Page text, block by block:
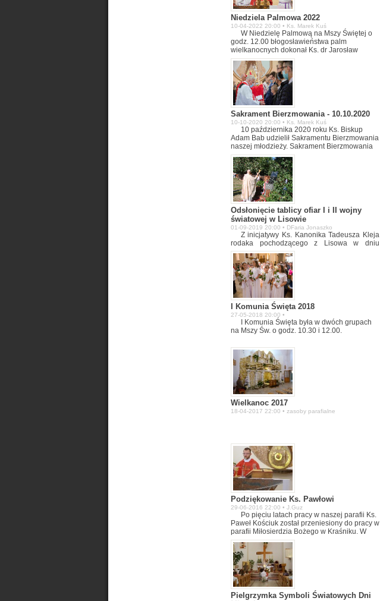
Niedziela Palmowa 2022
10-04-2022 20:00 • Ks. Marek Kuś
W Niedzielę Palmową na Mszy Świętej o
godz. 12.00 błogosławieństwa palm
wielkanocnych dokonał Ks. dr Jarosław
Orkiszewski Ekonom naszej Archidiecezji
Sakrament Bierzmowania - 10.10.2020
10-10-2020 20:00 • Ks. Marek Kuś
10 października 2020 roku Ks. Biskup
Adam Bab udzielił Sakramentu Bierzmowania
naszej młodzieży. Sakrament Bierzmowania
przyjęło 38 osób.
Odsłonięcie tablicy ofiar I i II wojny
światowej w Lisowie
01-09-2019 20:00 • DFaria Jonaszko
Z inicjatywy Ks. Kanonika Tadeusza Kleja
rodaka pochodzącego z Lisowa w dniu
1.09.2019 roku w 80 rocznicę wybuchu II
wojny światowej w Lisowie odbyła się Msza
Święta i odsłonięcie tablicy poświęconiej
ofiarom I i II wojny światowej pochodzących z
Lisowa.
I Komunia Święta 2018
27-05-2018 20:00 •
I Komunia Święta była w dwóch grupach
na Mszy Św. o godz. 10.30 i 12.00.
Wielkanoc 2017
18-04-2017 22:00 • zasoby parafialne
Podziękowanie Ks. Pawłowi
29-06-2016 22:00 • J.Guz
Po pięciu latach pracy w naszej parafii Ks.
Paweł Kościuk został przeniesiony do pracy w
parafii Miłosierdzia Bożego w Kraśniku. W
dniu 29 czerwca na Mszy św. o godz. 17.00
parafianie wyrazili wdzięczność Ks. Pawłowi
za pracę w naszej parafiii życzenia owocnej
pracy na nowej placówce.
Pielgrzymka Symboli Światowych Dni